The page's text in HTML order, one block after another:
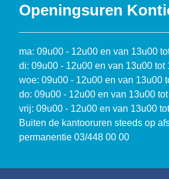
Openingsuren
ma: 09u00 - 12u00 en van 13u00
di: 09u00 - 12u00 en van 13u00 tot
woe: 09u00 - 12u00 en van 13u00
do: 09u00 - 12u00 en van 13u00
vrij: 09u00 - 12u00 en van 13u00
Buiten de kantooruren steeds op
permanentie 03/448 00 00